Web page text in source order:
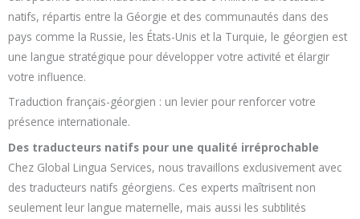
natifs, répartis entre la Géorgie et des communautés dans des
pays comme la Russie, les États-Unis et la Turquie, le géorgien est
une langue stratégique pour développer votre activité et élargir
votre influence.
Traduction français-géorgien : un levier pour renforcer votre
présence internationale.
Des traducteurs natifs pour une qualité irréprochable
Chez Global Lingua Services, nous travaillons exclusivement avec
des traducteurs natifs géorgiens. Ces experts maîtrisent non
seulement leur langue maternelle, mais aussi les subtilités